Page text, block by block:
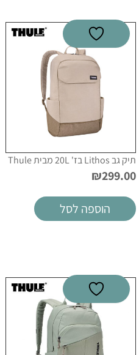
תיק גב Lithos בז' 20L מבית Thule
₪299.00
הוספה לסל